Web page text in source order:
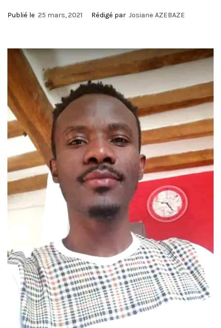
Publié le 25 mars, 2021 Rédigé par Josiane AZEBAZE